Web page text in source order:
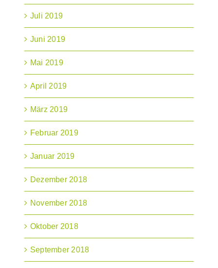
Juli 2019
Juni 2019
Mai 2019
April 2019
März 2019
Februar 2019
Januar 2019
Dezember 2018
November 2018
Oktober 2018
September 2018